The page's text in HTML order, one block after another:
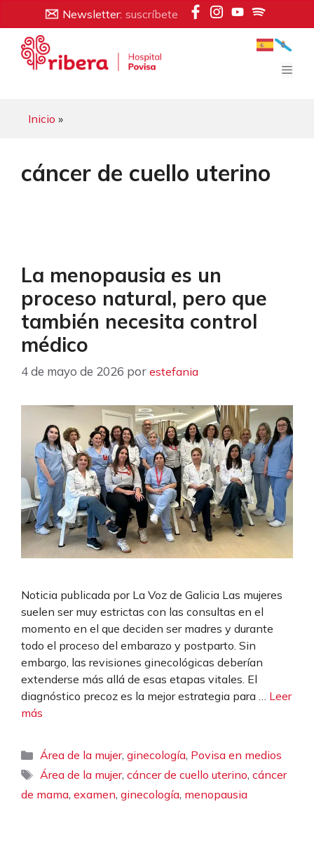
al
contenido
Inicio »
cáncer de cuello uterino
La menopausia es un
proceso natural, pero que
también necesita control
médico
4 de mayo de 2026 por estefania
Noticia publicada por La Voz de Galicia Las mujeres
suelen ser muy estrictas con las consultas en el
momento en el que deciden ser madres y durante
todo el proceso del embarazo y postparto. Sin
embargo, las revisiones ginecológicas deberían
extenderse más allá de esas etapas vitales. El
diagnóstico precoz es la mejor estrategia para … Leer
más
Categorías
Área de la mujer,ginecología, Povisa en medios
Etiquetas
Área de la mujer,cáncer de cuello uterino,cáncer
de mama, examen, ginecología, menopausia
Newsletter: suscríbete